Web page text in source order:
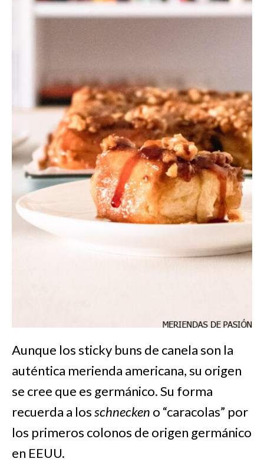
Aunque los sticky buns de canela son la
auténtica merienda americana, su origen
se cree que es germánico. Su forma
recuerda a losschnecken o “caracolas” por
los primeros colonos de origen germánico
en EEUU.